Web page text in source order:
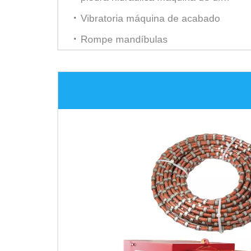
Vibratoria máquina de acabado
Rompe mandíbulas